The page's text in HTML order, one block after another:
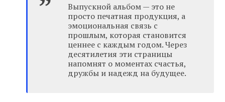
Выпускной альбом — это не
просто печатная продукция, а
эмоциональная связь с
прошлым, которая становится
ценнее с каждым годом. Через
десятилетия эти страницы
напомнят о моментах счастья,
дружбы и надежд на будущее.